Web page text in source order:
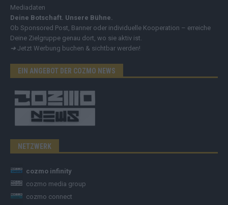
Mediadaten
Deine Botschaft. Unsere Bühne.
Ob Sponsored Post, Banner oder individuelle Kooperation – erreiche
Deine Zielgruppe genau dort, wo sie aktiv ist.
➔ Jetzt Werbung buchen & sichtbar werden!
EIN ANGEBOT DER COZMO NEWS
NETZWERK
cozmo infinity
cozmo media group
cozmo connect